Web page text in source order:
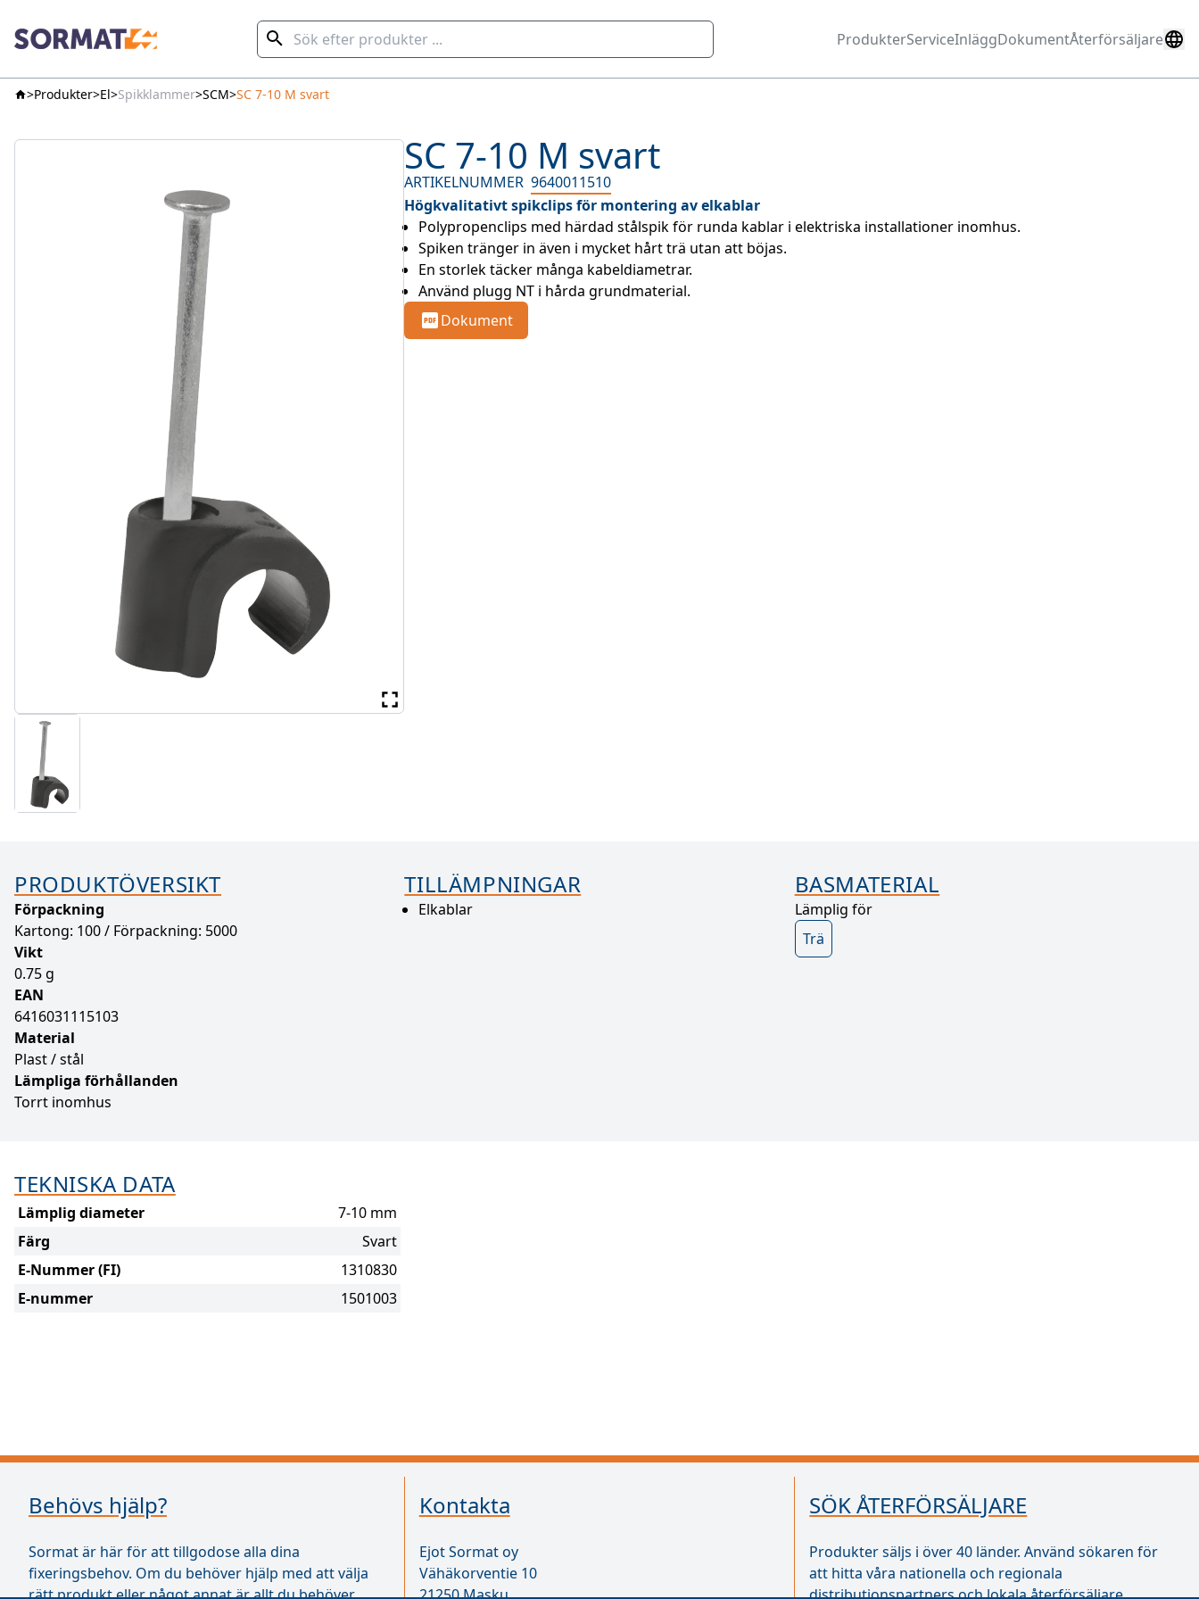
ProdukterServiceInläggDokumentÅterförsäljare
Produkter El Spikklammer SCM SC 7-10 M svart
SC 7-10 M svart
ARTIKELNUMMER 9640011510
Högkvalitativt spikclips för montering av elkablar
Polypropenclips med härdad stålspik för runda kablar i elektriska installationer inomhus.
Spiken tränger in även i mycket hårt trä utan att böjas.
En storlek täcker många kabeldiametrar.
Använd plugg NT i hårda grundmaterial.
Dokument
PRODUKTÖVERSIKT
Förpackning
Kartong: 100 / Förpackning: 5000
Vikt
0.75 g
EAN
6416031115103
Material
Plast / stål
Lämpliga förhållanden
Torrt inomhus
TILLÄMPNINGAR
Elkablar
BASMATERIAL
Lämplig för
Trä
TEKNISKA DATA
Lämplig diameter
7-10 mm
Färg
Svart
E-Nummer (FI)
1310830
E-nummer
1501003
Behövs hjälp?
Sormat är här för att tillgodose alla dina
fixeringsbehov. Om du behöver hjälp med att välja
rätt produkt eller något annat är allt du behöver
Kontakta
Ejot Sormat oy
Vähäkorventie 10
21250 Masku
SÖK ÅTERFÖRSÄLJARE
Produkter säljs i över 40 länder. Använd sökaren för
att hitta våra nationella och regionala
distributionspartners och lokala återförsäljare.